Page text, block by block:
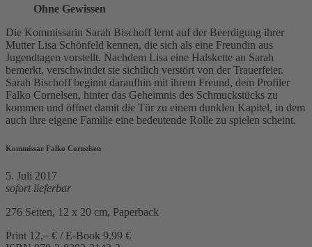
Ohne Gewissen
Die Kommissarin Sarah Bischoff lernt auf der Beerdigung ihrer
Mutter Lisa Schönfeld kennen, die sich als eine Freundin aus
Jugendtagen vorstellt. Nachdem Lisa eine Halskette an Sarah
bemerkt, verschwindet sie sichtlich verstört von der Trauerfeier.
Sarah Bischoff beginnt daraufhin mit ihrem Freund, dem Profiler
Falko Cornelsen, hinter das Geheimnis des Schmuckstücks zu
kommen und öffnet damit die Tür zu einem dunklen Kapitel, in dem
auch ihre eigene Familie eine bedeutende Rolle zu spielen scheint.
Kommissar Falko Cornelsen
5. Juli 2017
sofort lieferbar
276 Seiten, 12 x 20 cm, Paperback
Print 12,– € / E-Book 9,99 €